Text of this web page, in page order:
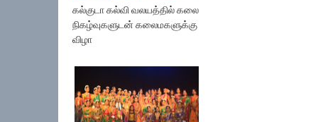
கல்குடா கல்வி வலயத்தில் கலை
நிகழ்வுகளுடன் கலைமகளுக்கு
விழா